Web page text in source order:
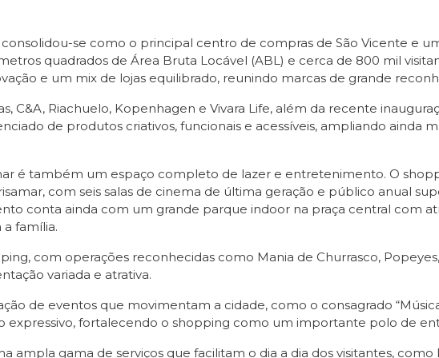
se como o principal centro de compras de São Vicente e
quadrados de Área Bruta Locável (ABL) e cerca de 800 mil
e um mix de lojas equilibrado, reunindo marcas de grande
C&A, Riachuelo, Kopenhagen e Vivara Life, além da recente
de produtos criativos, funcionais e acessíveis, ampliando ainda
é também um espaço completo de lazer e entretenimento. O
com seis salas de cinema de última geração e público anual
conta ainda com um grande parque indoor na praça central com
família.
com operações reconhecidas como Mania de Churrasco,
variada e atrativa.
de eventos que movimentam a cidade, como o consagrado
expressivo, fortalecendo o shopping como um importante polo de
ampla gama de serviços que facilitam o dia a dia dos visitantes,